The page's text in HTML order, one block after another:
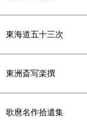
東海道五十三次
東洲斎写楽撰
歌麿名作拾遺集